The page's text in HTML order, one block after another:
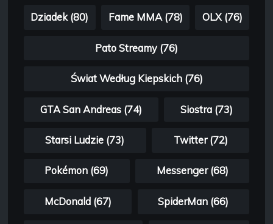
Dziadek (80) Fame MMA (78) OLX (76)
Pato Streamy (76)
Świat Według Kiepskich (76)
GTA San Andreas (74) Siostra (73)
Starsi Ludzie (73) Twitter (72)
Pokémon (69) Messenger (68)
McDonald (67) SpiderMan (66)